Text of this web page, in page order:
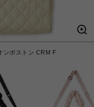
ンボストン CRM F